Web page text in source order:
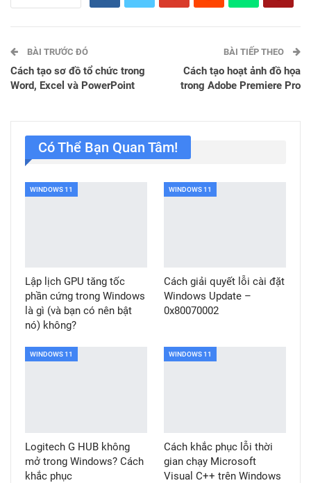
BÀI TRƯỚC ĐÓ
Cách tạo sơ đồ tổ chức trong
Word, Excel và PowerPoint
BÀI TIẾP THEO
Cách tạo hoạt ảnh đồ họa
trong Adobe Premiere Pro
Có Thể Bạn Quan Tâm!
WINDOWS 11
Lập lịch GPU tăng tốc
phần cứng trong Windows
là gì (và bạn có nên bật
nó) không?
WINDOWS 11
Cách giải quyết lỗi cài đặt
Windows Update –
0x80070002
WINDOWS 11
Logitech G HUB không
mở trong Windows? Cách
khắc phục
WINDOWS 11
Cách khắc phục lỗi thời
gian chạy Microsoft
Visual C++ trên Windows